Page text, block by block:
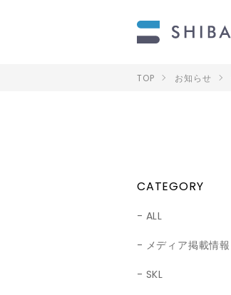
TOP お知らせ
CATEGORY
ALL
メディア掲載情報
SKL